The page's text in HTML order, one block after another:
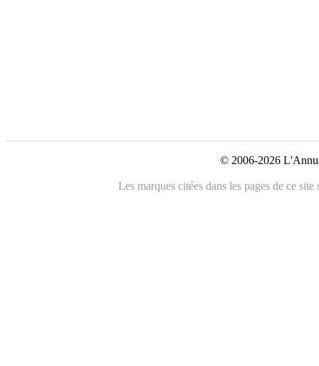
© 2006-2026
Les marques citées dans les pages de ce